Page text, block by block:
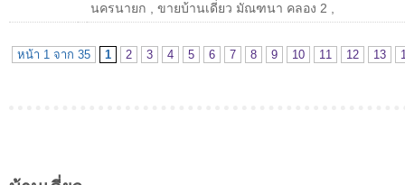
นครนายก
ขายบ้านเดี่ยว มัณฑนา คลอง 2
หน้า 1 จาก 35 1 2 3 4 5 6 7 8 9 10 11 12 13